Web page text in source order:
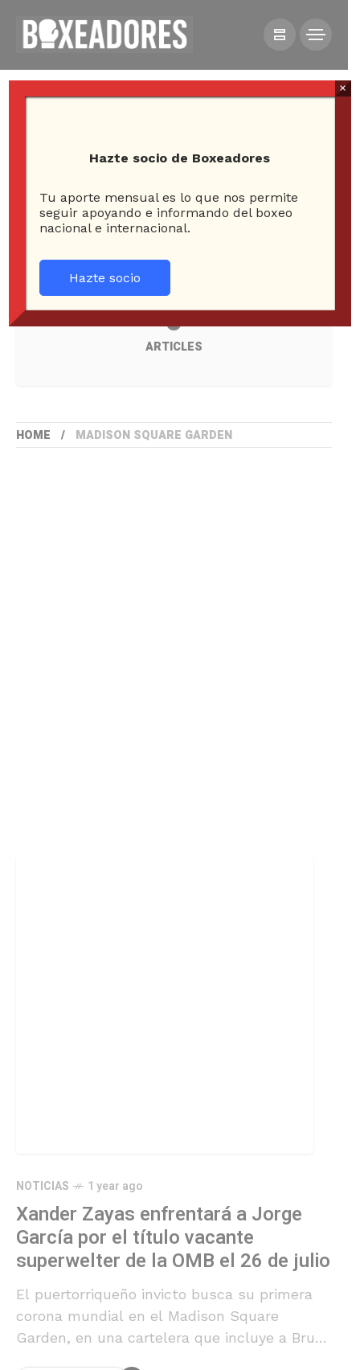
All posts tagged in madison
square garden
6
ARTICLES
HOME MADISON SQUARE GARDEN
NOTICIAS 1 year ago
Xander Zayas enfrentará a Jorge
García por el título vacante
superwelter de la OMB el 26 de julio
El puertorriqueño invicto busca su primera
corona mundial en el Madison Square
Garden, en una cartelera que incluye a Bruce
Hazte socio de Boxeadores
Tu aporte mensual es lo que nos permite
seguir apoyando e informando del boxeo
nacional e internacional.
Hazte socio
×